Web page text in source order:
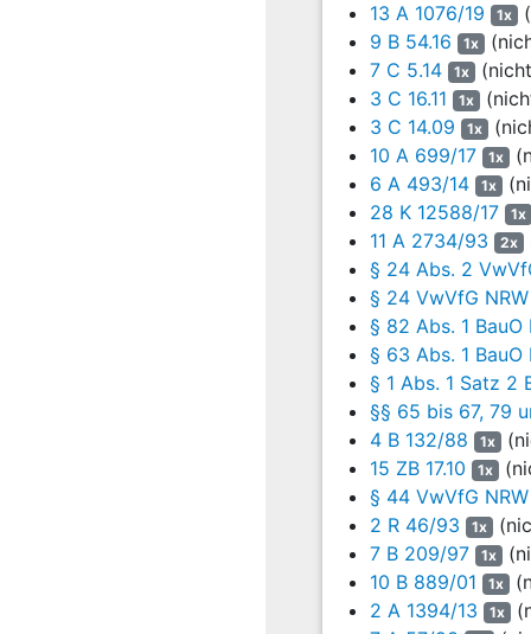
Mängel wurden
Unter dem 20.
Im Rahmen des Vor-
der erwähnten
1. Gestellung einer
2. Brandlasten seien
offenstehend fixiert.
3. Vermieterseits seien
2017 zu entfernen. Da
Aufforderung zur
sei ihr rechtlich untersagt.
4. Der Austausch von
September 2017 von
5. Die Rodung bzw. der
Auftrag gegeben
Vor diesem
erwähnten möglichen
Schaden führen.
Am 21. September
13 A 1076/19
1x
9 B 54.16
1x
7 C 5.14
1x
3 C 16.11
1x
3 C 14.09
1x
10 A 699/17
1x
6 A 493/14
1x
28 K 12588/17
1x
11 A 2734/93
2x
§ 24 Abs. 2
§ 24 VwVfG NRW
§ 82 Abs. 1 BauO
§ 63 Abs. 1 BauO
§ 1 Abs. 1 Satz 2
§§ 65 bis 67, 79
4 B 132/88
1x
15 ZB 17.10
1x
§ 44 VwVfG NRW
2 R 46/93
1x
7 B 209/97
1x
10 B 889/01
1x
2 A 1394/13
1x